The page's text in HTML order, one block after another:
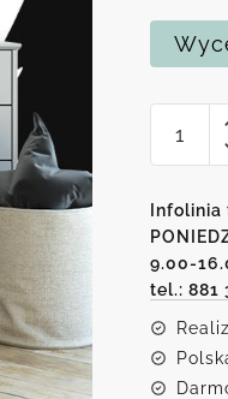
Tapeta
leśnego
biwaku
9.00-
tel.: 881